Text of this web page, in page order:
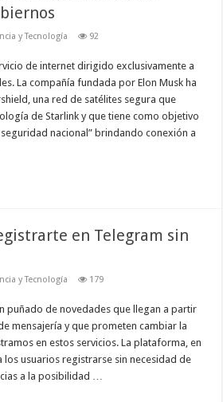
y Tecnología 92
de internet dirigido exclusivamente a
La compañía fundada por Elon Musk ha
una red de satélites segura que
de Starlink y que tiene como objetivo
nacional” brindando conexión a
en Telegram sin
y Tecnología 179
puñado de novedades que llegan a partir
mensajería y que prometen cambiar la
en estos servicios. La plataforma, en
usuarios registrarse sin necesidad de
a la posibilidad …